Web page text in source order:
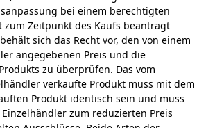
bei einem berechtigten
zum Zeitpunkt des Kaufs beantragt
sich das Recht vor, den von einem
angegebenen Preis und die
zu überprüfen. Das vom
verkaufte Produkt muss mit dem
Produkt identisch sein und muss
zum reduzierten Preis